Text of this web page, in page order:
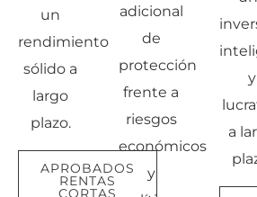
un
rendimiento
sólido a
largo
plazo.
APROBADOS
RENTAS
CORTAS
adicional
de
protección
frente a
riesgos
económicos
y
y
a